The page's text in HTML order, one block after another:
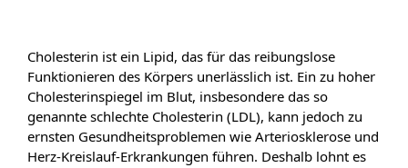
Cholesterin ist ein Lipid, das für das reibungslose
Funktionieren des Körpers unerlässlich ist. Ein zu hoher
Cholesterinspiegel im Blut, insbesondere das so
genannte schlechte Cholesterin (LDL), kann jedoch zu
ernsten Gesundheitsproblemen wie Arteriosklerose und
Herz-Kreislauf-Erkrankungen führen. Deshalb lohnt es